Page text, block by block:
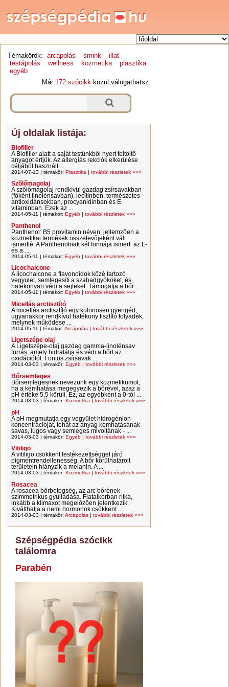
Témakörök: arcápolás smink
illat
testápolás
wellness kozmetika
plasztika
egyéb
Már 172 szócikk közül válogathatsz.
Új oldalak listája:
Biofiller
A Biofiller alatt a saját testünkből nyert feltöltő
anyagot értjük. Az allergiás rekciók elkerülése
céljából használt ...
2014-07-13 | témakör:Plasztika |további részletek »»»
Szőlőmagolaj
A szőlőmagolaj rendkívül gazdag zsírsavakban
(főként linolénsavban), lecitinben, természetes
antioxidánsokban, procyanidinban és E
vitaminban. Ezek az ...
2014-05-11 | témakör: Egyéb |további részletek »»»
Panthenol
Panthenol: B5 provitamin néven, jellemzően a
kozmetikai termékek összetevőjeként vált
ismertté. A Panthenolnak két formája ismert: az L-
és a ...
2014-05-11 | témakör:Egyéb |további részletek »»»
Licochalcone
A licochalcone a flavonoidok közé tartozó
vegyület, semlegesíti a szabadgyököket, és
hatékonyan védi a sejteket. Támogatja a bőr ...
2014-05-11 | témakör: Egyéb |további részletek »»»
Micellás arctisztító
A micellás arctisztító egy különösen gyengéd,
ugyanakkor rendkívül hatékony tisztító folyadék,
melynek működése ...
2014-05-11 | témakör:Arcápolás |további részletek »»»
Ligetszépe olaj
A Ligetszépe-olaj gazdag gamma-linolénsav
forrás, amely hidratálja és védi a bőrt az
oxidációtól. Fontos zsírsavak ...
2014-03-03 | témakör: Egyéb |további részletek »»»
Bőrsemleges
Bőrsemlegesnek nevezünk egy kozmetikumot,
ha a kémhatása megegyezik a bőrével, azaz a
pH értéke 5,5 körüli. Ez, az egyébként a 0-tól ...
2014-03-03 | témakör:Kozmetika |további részletek »»»
pH
A pH megmutatja egy vegyület hidrogénion-
koncentrációját, tehát az anyag kémhatásának -
savas, lúgos vagy semleges mivoltának - ...
2014-03-03 | témakör:Egyéb |további részletek »»»
Vitiligo
A vitiligo csökkent festékezettséggel járó
pigmentrendellenesség. A bőr körülhatárolt
területein hiányzik a melanin. A ...
2014-03-03 | témakör:Kozmetika |további részletek »»»
Rosacea
A rosacea bőrbetegség, az arc bőrének
szimmetrikus gyulladása. Fiatalkorban ritka,
inkább a klimaxot megelőzően jelentkezik.
Kiválthatja a nemi hormonok csökkent ...
2014-03-03 | témakör:Arcápolás |további részletek »»»
Szépségpédia szócikk
találomra
Parabén